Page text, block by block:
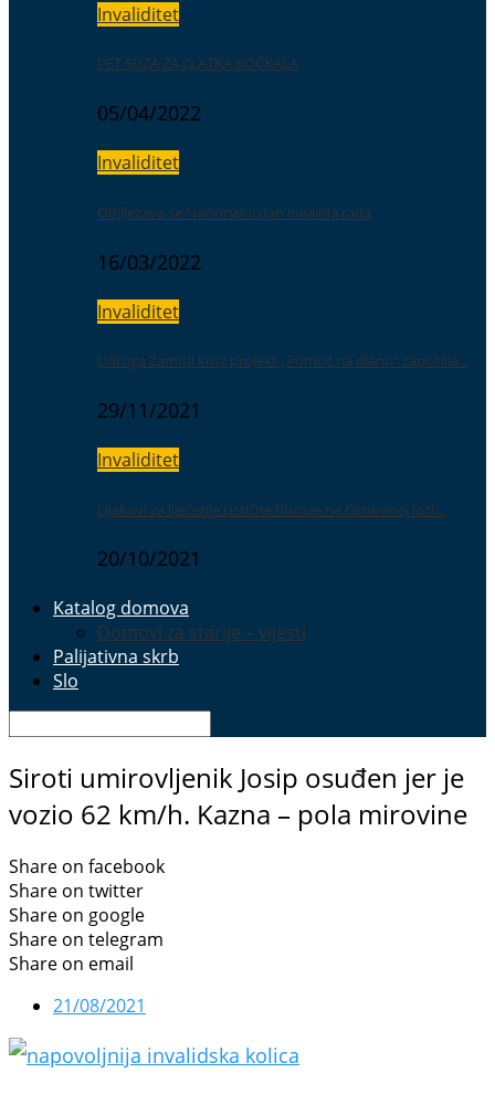
Invaliditet
PET SUZA ZA ZLATKA BOČKALA
05/04/2022
Invaliditet
Obilježava se Nacionalni dan invalida rada
16/03/2022
Invaliditet
Udruga Zamisli kroz projekt „Pomoć na dlanu“ zaposlila…
29/11/2021
Invaliditet
Lijekovi za liječenje cistične fibroze na Osnovnoj listi…
20/10/2021
Katalog domova
Domovi za starije – vijesti
Palijativna skrb
Slo
Siroti umirovljenik Josip osuđen jer je
vozio 62 km/h. Kazna – pola mirovine
Share on facebook
Share on twitter
Share on google
Share on telegram
Share on email
21/08/2021